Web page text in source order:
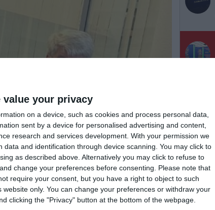
value your privacy
on a device, such as cookies and process personal data,
sent by a device for personalised advertising and content,
research and services development. With your permission we
and identification through device scanning. You may click to
as described above. Alternatively you may click to refuse to
change your preferences before consenting.
Please note that
require your consent, but you have a right to object to such
only. You can change your preferences or withdraw your
clicking the "Privacy" button at the bottom of the webpage.